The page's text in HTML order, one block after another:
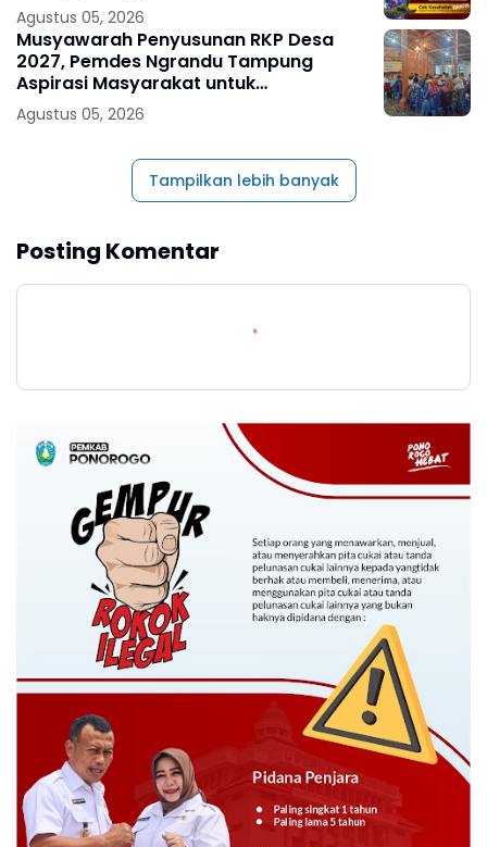
Agustus 05, 2026
Musyawarah Penyusunan RKP Desa
2027, Pemdes Ngrandu Tampung
Aspirasi Masyarakat untuk
Pembangunan Berkelanjutan
Agustus 05, 2026
Tampilkan lebih banyak
Posting Komentar